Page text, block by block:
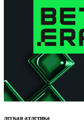
легкая атлетика